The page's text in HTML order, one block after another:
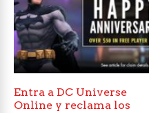
Entra a DC Universe
Online y reclama los